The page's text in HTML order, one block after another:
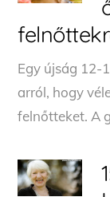
Egy újság 12-
arról, hogy
felnőtteket. A